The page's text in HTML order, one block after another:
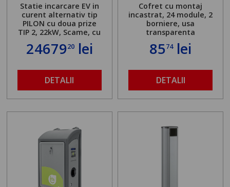
Statie incarcare EV in
curent alternativ tip
PILON cu doua prize
TIP 2, 22kW, Scame, cu
server local
2467920lei
DETALII
Cofret cu montaj
incastrat, 24 module, 2
borniere, usa
transparenta
8574lei
DETALII